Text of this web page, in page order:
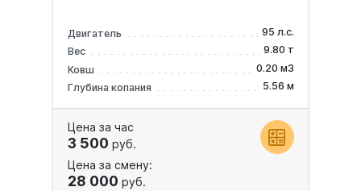
Двигатель
95 л.с.
Вес
9.80 т
Ковш
0.20 м3
Глубина копания
5.56 м
Цена за час
3 500 руб.
Цена за смену:
28 000 руб.